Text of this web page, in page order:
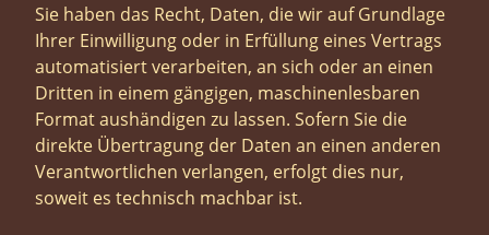
Sie haben das Recht, Daten, die wir auf Grundlage
Ihrer Einwilligung oder in Erfüllung eines Vertrags
automatisiert verarbeiten, an sich oder an einen
Dritten in einem gängigen, maschinenlesbaren
Format aushändigen zu lassen. Sofern Sie die
direkte Übertragung der Daten an einen anderen
Verantwortlichen verlangen, erfolgt dies nur,
soweit es technisch machbar ist.